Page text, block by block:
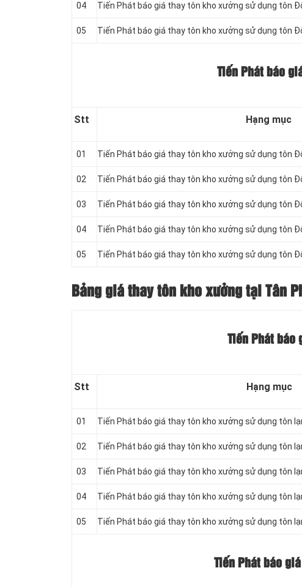
04 Tiến Phát báo giá thay tôn kho xưởng sử dụng tôn
05 Tiến Phát báo giá thay tôn kho xưởng sử dụng tôn
Tiến Phát báo
Stt Hạng mục
01 Tiến Phát báo giá thay tôn kho xưởng sử dụng tôn
02 Tiến Phát báo giá thay tôn kho xưởng sử dụng tôn
03 Tiến Phát báo giá thay tôn kho xưởng sử dụng tôn
04 Tiến Phát báo giá thay tôn kho xưởng sử dụng tôn
05 Tiến Phát báo giá thay tôn kho xưởng sử dụng tôn
Bảng giá thay tôn kho xưởng tại Tân
Tiến Phát báo
Stt Hạng mục
01 Tiến Phát báo giá thay tôn kho xưởng sử dụng tôn
02 Tiến Phát báo giá thay tôn kho xưởng sử dụng tôn
03 Tiến Phát báo giá thay tôn kho xưởng sử dụng tôn
04 Tiến Phát báo giá thay tôn kho xưởng sử dụng tôn
05 Tiến Phát báo giá thay tôn kho xưởng sử dụng tôn
Tiến Phát báo